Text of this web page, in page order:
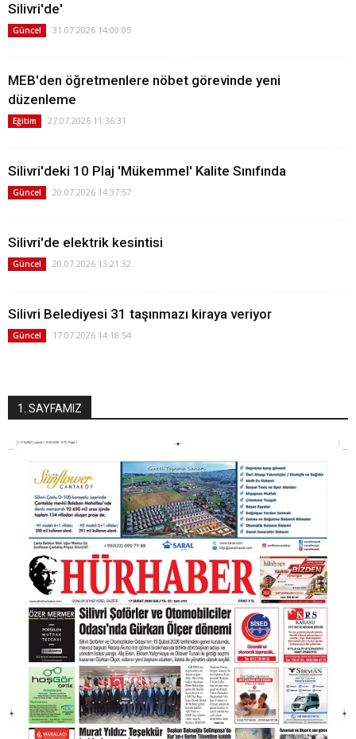
Silivri'de'
Güncel 31.07.2026 14:00:05
MEB'den öğretmenlere nöbet görevinde yeni
düzenleme
Eğitim 27.07.2026 11:36:31
Silivri'deki 10 Plaj 'Mükemmel' Kalite Sınıfında
Güncel 20.07.2026 14:37:57
Silivri'de elektrik kesintisi
Güncel 20.07.2026 13:21:32
Silivri Belediyesi 31 taşınmazı kiraya veriyor
Güncel 17.07.2026 14:18:54
1. SAYFAMIZ